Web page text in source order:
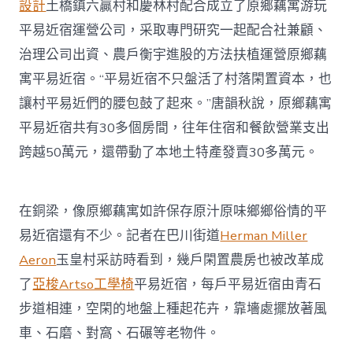
設計土橋鎮六贏村和慶林村配合成立了原鄉藕寓游玩
平易近宿運營公司，采取專門研究一起配合社兼顧、
治理公司出資、農戶衡宇進股的方法扶植運營原鄉藕
寓平易近宿。“平易近宿不只盤活了村落閑置資本，也
讓村平易近們的腰包鼓了起來。”唐韻秋說，原鄉藕寓
平易近宿共有30多個房間，往年住宿和餐飲營業支出
跨越50萬元，還帶動了本地土特產發賣30多萬元。
在銅梁，像原鄉藕寓如許保存原汁原味鄉鄉俗情的平
易近宿還有不少。記者在巴川街道Herman Miller
Aeron玉皇村采訪時看到，幾戶閑置農房也被改革成
了亞梭Artso工學椅平易近宿，每戶平易近宿由青石
步道相連，空閑的地盤上種起花卉，靠墻處擺放著風
車、石磨、對窩、石碾等老物件。